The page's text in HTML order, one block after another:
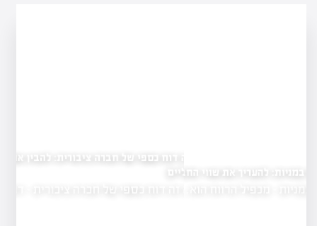
את שווי החברה
מה זה דוח כספי של חברה ציבורית: להבין את הנתונים
הכלכליים